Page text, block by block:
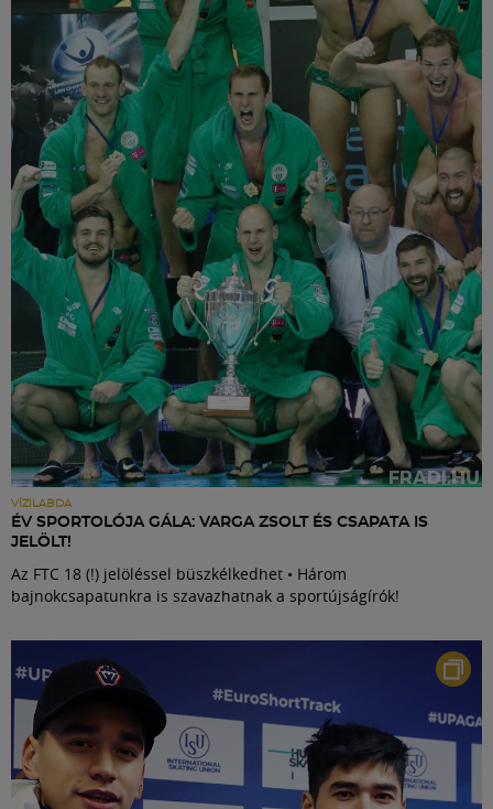
VÍZILABDA
ÉV SPORTOLÓJA GÁLA: VARGA ZSOLT ÉS CSAPATA IS
JELÖLT!
Az FTC 18 (!) jelöléssel büszkélkedhet • Három
bajnokcsapatunkra is szavazhatnak a sportújságírók!